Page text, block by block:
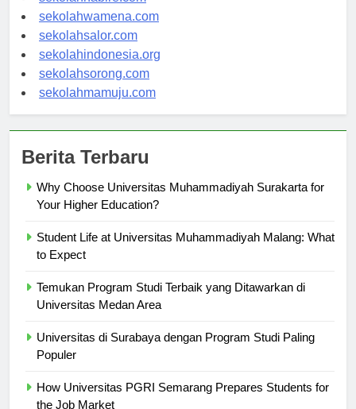
sekolahnabire.com
sekolahwamena.com
sekolahsalor.com
sekolahindonesia.org
sekolahsorong.com
Berita Terbaru
Why Choose Universitas Muhammadiyah Surakarta for
Student Life at Universitas Muhammadiyah Malang: What
Temukan Program Studi Terbaik yang Ditawarkan di
Universitas di Surabaya dengan Program Studi Paling
How Universitas PGRI Semarang Prepares Students for